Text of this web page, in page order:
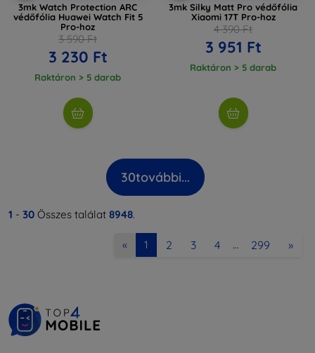
3mk Watch Protection ARC
védőfólia Huawei Watch Fit 5
Pro-hoz
3 590 Ft
3 230 Ft
Raktáron > 5 darab
3mk Silky Matt Pro védőfólia
Xiaomi 17T Pro-hoz
4 390 Ft
3 951 Ft
Raktáron > 5 darab
30további...
1 - 30 Összes találat 8948.
« 1 2 3 4 … 299 »